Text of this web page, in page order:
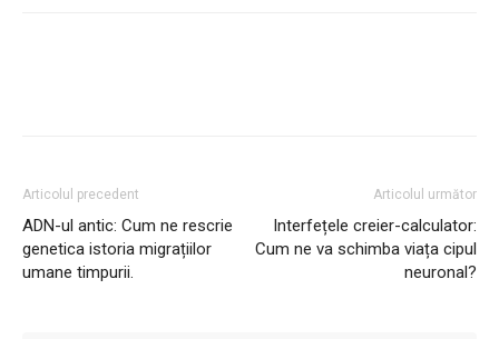
Articolul precedent
ADN-ul antic: Cum ne rescrie
genetica istoria migrațiilor
umane timpurii.
Articolul următor
Interfețele creier-calculator:
Cum ne va schimba viața cipul
neuronal?